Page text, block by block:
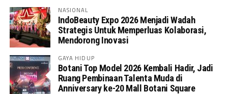
NASIONAL
IndoBeauty Expo 2026 Menjadi Wadah
Strategis Untuk Memperluas Kolaborasi,
Mendorong Inovasi
GAYA HIDUP
Botani Top Model 2026 Kembali Hadir, Jadi
Ruang Pembinaan Talenta Muda di
Anniversary ke-20 Mall Botani Square